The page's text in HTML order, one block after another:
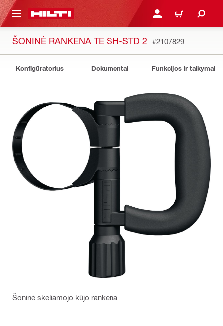
TURINIO PRISIJUNGTI ARBA
PIRKINIŲ
ŠONINĖ RANKENA TE SH-STD 2 #2107829
Konfigūratorius Dokumentai Funkcijos ir taikymai
Šoninė skeliamojo kūjo rankena